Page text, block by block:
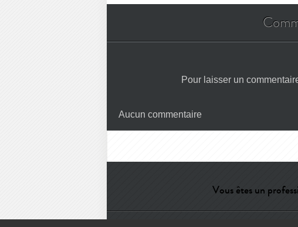
Pour laisser un
Aucun commentaire
Vous êtes un